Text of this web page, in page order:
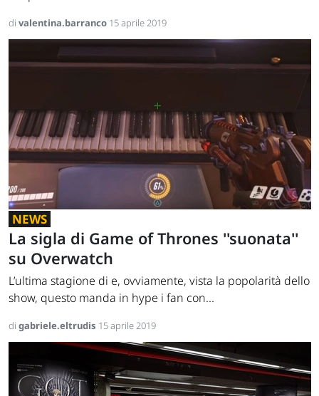
di valentina.barranco 15 aprile 2019
NEWS
La sigla di Game of Thrones ''suonata''
su Overwatch
L’ultima stagione di e, ovviamente, vista la popolarità dello
show, questo manda in hype i fan con...
di gabriele.eltrudis 15 aprile 2019